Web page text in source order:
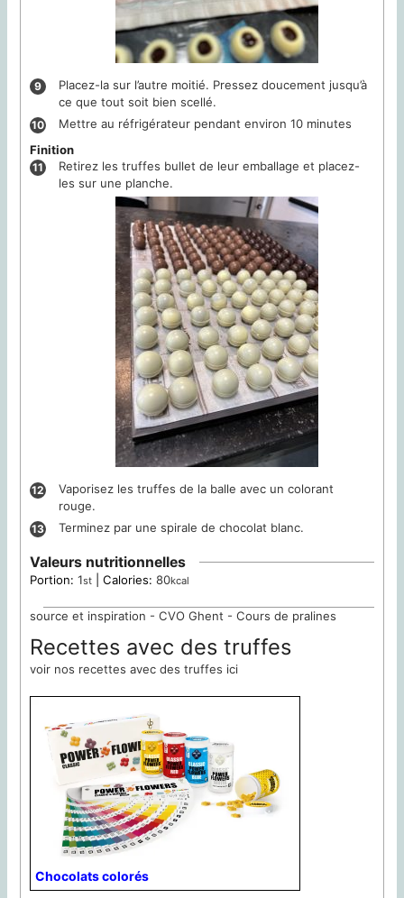
Placez-la sur l’autre moitié. Pressez doucement jusqu’à
ce que tout soit bien scellé.
Mettre au réfrigérateur pendant environ 10 minutes
Finition
Retirez les truffes bullet de leur emballage et placez-
les sur une planche.
Vaporisez les truffes de la balle avec un colorant
rouge.
Terminez par une spirale de chocolat blanc.
Valeurs nutritionnelles
Portion:1st |Calories:80kcal
source et inspiration - CVO Ghent - Cours de pralines
Recettes avec des truffes
voir nos recettes avec des truffes ici
Chocolats colorés